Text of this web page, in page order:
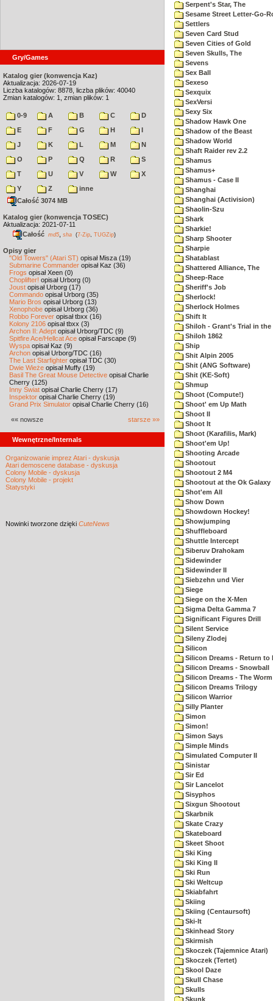
Gry/Games
Katalog gier (konwencja Kaz)
Aktualizacja: 2026-07-19
Liczba katalogów: 8878, liczba plików: 40040
Zmian katalogów: 1, zmian plików: 1
0-9 A B C
D
E
F G H
I
J
K L M
N
O
P Q R
S
T
U V W
X
Y
Z
inne
Całość 3074 MB
Katalog gier (konwencja TOSEC)
Aktualizacja: 2021-07-11
Całość md5 sha (7-Zip TUGZip)
Opisy gier
"Old Towers" (Atari ST) opisał Misza (19)
Submarine Commander opisał Kaz (36)
Frogs opisał Xeen (0)
Choplifter! opisał Urborg (0)
Joust opisał Urborg (17)
Commando opisał Urborg (35)
Mario Bros opisał Urborg (13)
Xenophobe opisał Urborg (36)
Robbo Forever opisał tbxx (16)
Kolony 2106 opisał tbxx (3)
Archon II: Adept opisał Urborg/TDC (9)
Spitfire Ace/Hellcat Ace opisał Farscape (9)
Wyspa opisał Kaz (9)
Archon opisał Urborg/TDC (16)
The Last Starfighter opisał TDC (30)
Dwie Wieże opisał Muffy (19)
Basil The Great Mouse Detective opisał Charlie
Cherry (125)
Inny Świat opisał Charlie Cherry (17)
Inspektor opisał Charlie Cherry (19)
Grand Prix Simulator opisał Charlie Cherry (16)
«« nowsze starsze »»
Wewnętrzne/Internals
Organizowanie imprez Atari - dyskusja
Atari demoscene database - dyskusja
Colony Mobile - dyskusja
Colony Mobile - projekt
Statystyki
Nowinki tworzone dzięki CuteNews
Serpent's Star, The
Sesame Street Letter-Go-
Settlers
Seven Card Stud
Seven Cities of Gold
Seven Skulls, The
Sevens
Sex Ball
Sexeso
Sexquix
SexVersi
Sexy Six
Shadow Hawk One
Shadow of the Beast
Shadow World
Shaft Raider rev 2.2
Shamus
Shamus+
Shamus - Case II
Shanghai
Shanghai (Activision)
Shaolin-Szu
Shark
Sharkie!
Sharp Shooter
Sharpie
Shatablast
Shattered Alliance, The
Sheep-Race
Sheriff's Job
Sherlock!
Sherlock Holmes
Shift It
Shiloh - Grant's Trial in the
Shiloh 1862
Ship
Shit Alpin 2005
Shit (ANG Software)
Shit (KE-Soft)
Shmup
Shoot (Compute!)
Shoot' em Up Math
Shoot II
Shoot It
Shoot (Karafilis, Mark)
Shoot'em Up!
Shooting Arcade
Shootout
Shootout 2 M4
Shootout at the Ok Galaxy
Shot'em All
Show Down
Showdown Hockey!
Showjumping
Shuffleboard
Shuttle Intercept
Siberuv Drahokam
Sidewinder
Sidewinder II
Siebzehn und Vier
Siege
Siege on the X-Men
Sigma Delta Gamma 7
Significant Figures Drill
Silent Service
Sileny Zlodej
Silicon
Silicon Dreams - Return to
Silicon Dreams - Snowball
Silicon Dreams - The
Silicon Dreams Trilogy
Silicon Warrior
Silly Planter
Simon
Simon!
Simon Says
Simple Minds
Simulated Computer II
Sinistar
Sir Ed
Sir Lancelot
Sisyphos
Sixgun Shootout
Skarbnik
Skate Crazy
Skateboard
Skeet Shoot
Ski King
Ski King II
Ski Run
Ski Weltcup
Skiabfahrt
Skiing
Skiing (Centaursoft)
Ski-It
Skinhead Story
Skirmish
Skoczek (Tajemnice Atari)
Skoczek (Tertet)
Skool Daze
Skull Chase
Skulls
Skunk